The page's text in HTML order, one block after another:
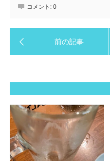
コメント:0